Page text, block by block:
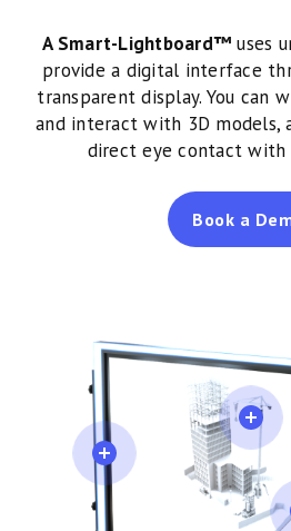
A Smart-Lightboard™ uses
provide a digital interface
transparent display. You can
and interact with 3D models,
direct eye contact with
Book a